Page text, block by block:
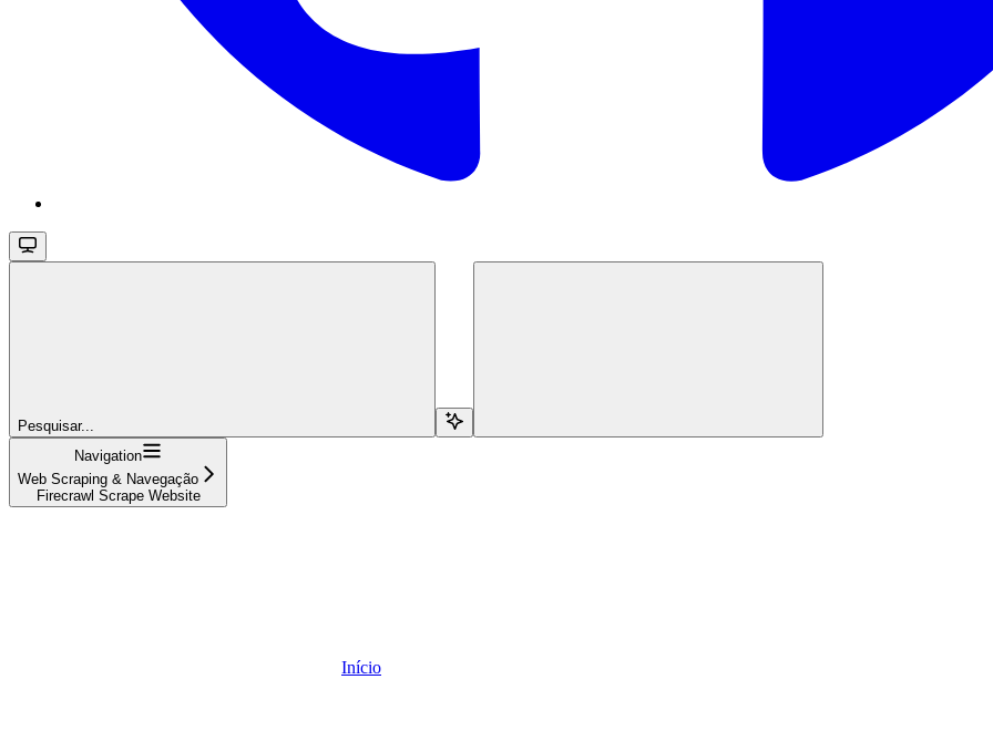
Pesquisar...
Navigation
Web Scraping & Navegação
Firecrawl Scrape Website
Início